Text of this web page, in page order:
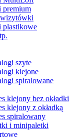
szyte
klejone
spiralowane
klejony bez okładki
klejony z okładką
spiralowany
i minipaletki